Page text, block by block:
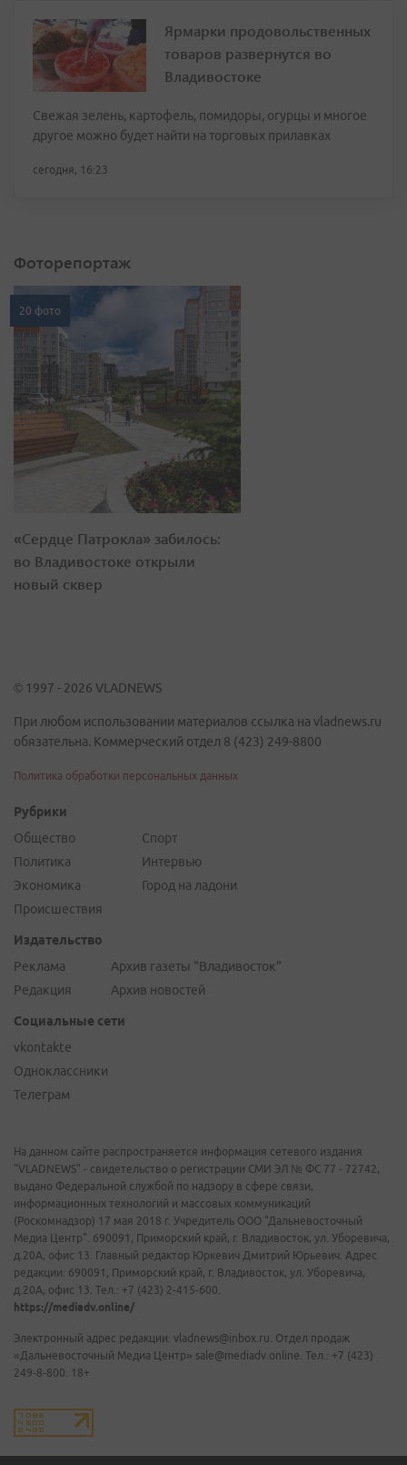
Ярмарки продовольственных
товаров развернутся во
Владивостоке
Свежая зелень, картофель, помидоры, огурцы и многое
другое можно будет найти на торговых прилавках
сегодня, 16:23
Фоторепортаж
20 фото
«Сердце Патрокла» забилось:
во Владивостоке открыли
новый сквер
© 1997 - 2026 VLADNEWS
При любом использовании материалов ссылка на vladnews.ru
обязательна. Коммерческий отдел 8 (423) 249-8800
Политика обработки персональных данных
Рубрики
Общество
Политика
Экономика
Происшествия
Спорт
Интервью
Город на ладони
Издательство
Реклама
Редакция
Архив газеты "Владивосток"
Архив новостей
Социальные сети
vkontakte
Одноклассники
Телеграм
На данном сайте распространяется информация сетевого издания
"VLADNEWS" - свидетельство о регистрации СМИ ЭЛ № ФС 77 - 72742,
выдано Федеральной службой по надзору в сфере связи,
информационных технологий и массовых коммуникаций
(Роскомнадзор) 17 мая 2018 г. Учредитель ООО "Дальневосточный
Медиа Центр". 690091, Приморский край, г. Владивосток, ул. Уборевича,
д.20А, офис 13. Главный редактор Юркевич Дмитрий Юрьевич. Адрес
редакции: 690091, Приморский край, г. Владивосток, ул. Уборевича,
д.20А, офис 13. Тел.: +7 (423) 2-415-600.
https://mediadv.online/
Электронный адрес редакции: vladnews@inbox.ru. Отдел продаж
«Дальневосточный Медиа Центр» sale@mediadv.online. Тел.: +7 (423)
249-8-800. 18+